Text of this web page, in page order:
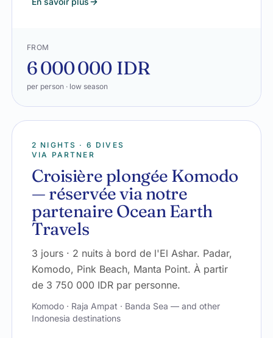
FROM
6 000 000 IDR
per person · low season
2 NIGHTS · 6 DIVES
VIA PARTNER
Croisière plongée Komodo
— réservée via notre
partenaire Ocean Earth
Travels
3 jours · 2 nuits à bord de l'El Ashar. Padar,
Komodo, Pink Beach, Manta Point. À partir
de 3 750 000 IDR par personne.
Komodo · Raja Ampat · Banda Sea — and other
Indonesia destinations